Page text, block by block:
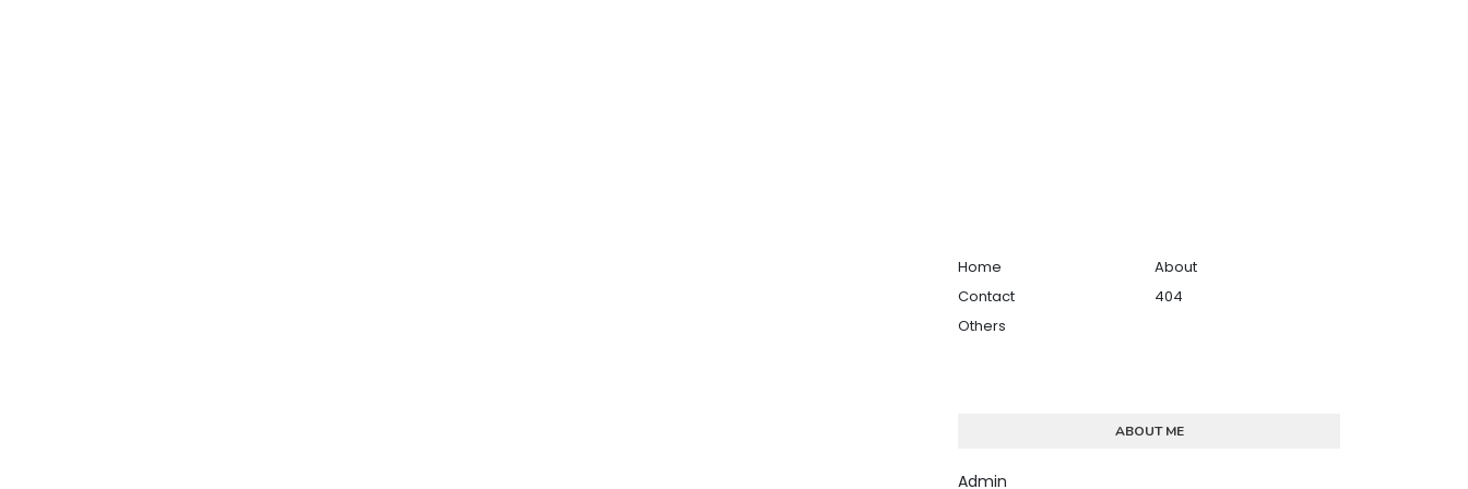
Home
About
Contact
404
Others
ABOUT ME
Admin